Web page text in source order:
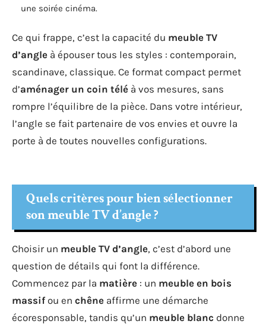
une soirée cinéma.
Ce qui frappe, c’est la capacité du meuble TV
d’angle à épouser tous les styles : contemporain,
scandinave, classique. Ce format compact permet
d’aménager un coin télé à vos mesures, sans
rompre l’équilibre de la pièce. Dans votre intérieur,
l’angle se fait partenaire de vos envies et ouvre la
porte à de toutes nouvelles configurations.
Quels critères pour bien sélectionner
son meuble TV d’angle ?
Choisir un meuble TV d’angle, c’est d’abord une
question de détails qui font la différence.
Commencez par la matière : un meuble en bois
massifou en chêne affirme une démarche
écoresponsable, tandis qu’un meuble blanc donne